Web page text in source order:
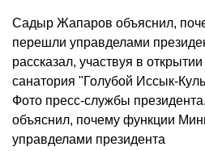
Садыр Жапаров объяснил,
перешли управделами
рассказал, участвуя в
санатория "Голубой Иссык-
Фото пресс-службы
объяснил, почему функции
управделами президента